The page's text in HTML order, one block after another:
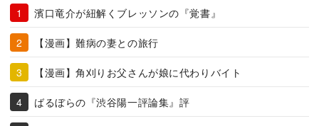
濱口竜介が紐解くブレッソンの『覚書』
【漫画】難病の妻との旅行
【漫画】角刈りお父さんが娘に代わりバイト
ばるぼらの『渋谷陽一評論集』評